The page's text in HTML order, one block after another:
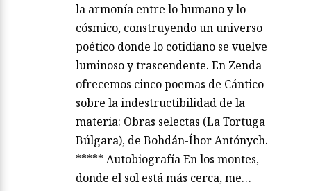
la armonía entre lo humano y lo
cósmico, construyendo un universo
poético donde lo cotidiano se vuelve
luminoso y trascendente. En Zenda
ofrecemos cinco poemas de Cántico
sobre la indestructibilidad de la
materia: Obras selectas (La Tortuga
Búlgara), de Bohdán-Íhor Antónych.
***** Autobiografía En los montes,
donde el sol está más cerca, me…